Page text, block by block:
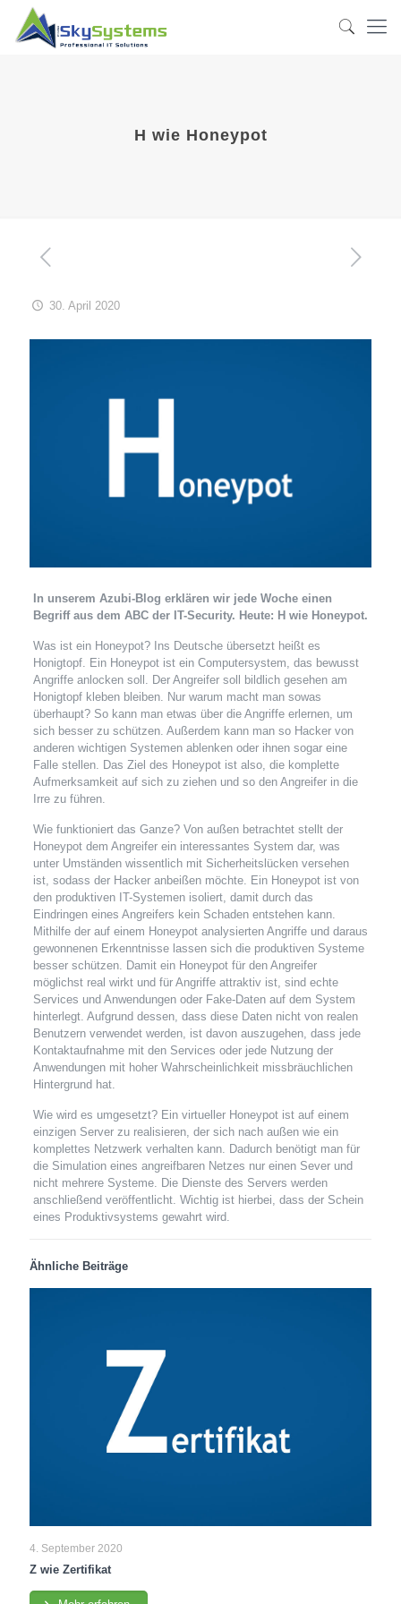
H wie Honeypot
30. April 2020
In unserem Azubi-Blog erklären wir jede Woche einen
Begriff aus dem ABC der IT-Security. Heute: H wie Honeypot.
Was ist ein Honeypot? Ins Deutsche übersetzt heißt es
Honigtopf. Ein Honeypot ist ein Computersystem, das bewusst
Angriffe anlocken soll. Der Angreifer soll bildlich gesehen am
Honigtopf kleben bleiben. Nur warum macht man sowas
überhaupt? So kann man etwas über die Angriffe erlernen, um
sich besser zu schützen. Außerdem kann man so Hacker von
anderen wichtigen Systemen ablenken oder ihnen sogar eine
Falle stellen. Das Ziel des Honeypot ist also, die komplette
Aufmerksamkeit auf sich zu ziehen und so den Angreifer in die
Irre zu führen.
Wie funktioniert das Ganze? Von außen betrachtet stellt der
Honeypot dem Angreifer ein interessantes System dar, was
unter Umständen wissentlich mit Sicherheitslücken versehen
ist, sodass der Hacker anbeißen möchte. Ein Honeypot ist von
den produktiven IT-Systemen isoliert, damit durch das
Eindringen eines Angreifers kein Schaden entstehen kann.
Mithilfe der auf einem Honeypot analysierten Angriffe und daraus
gewonnenen Erkenntnisse lassen sich die produktiven Systeme
besser schützen. Damit ein Honeypot für den Angreifer
möglichst real wirkt und für Angriffe attraktiv ist, sind echte
Services und Anwendungen oder Fake-Daten auf dem System
hinterlegt. Aufgrund dessen, dass diese Daten nicht von realen
Benutzern verwendet werden, ist davon auszugehen, dass jede
Kontaktaufnahme mit den Services oder jede Nutzung der
Anwendungen mit hoher Wahrscheinlichkeit missbräuchlichen
Hintergrund hat.
Wie wird es umgesetzt? Ein virtueller Honeypot ist auf einem
einzigen Server zu realisieren, der sich nach außen wie ein
komplettes Netzwerk verhalten kann. Dadurch benötigt man für
die Simulation eines angreifbaren Netzes nur einen Sever und
nicht mehrere Systeme. Die Dienste des Servers werden
anschließend veröffentlicht. Wichtig ist hierbei, dass der Schein
eines Produktivsystems gewahrt wird.
Ähnliche Beiträge
4. September 2020
Z wie Zertifikat